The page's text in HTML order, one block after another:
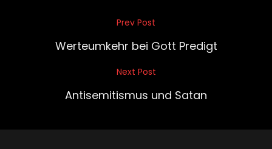
Beitragsnavigation
Prev Post
Werteumkehr bei Gott Predigt
Next Post
Antisemitismus und Satan